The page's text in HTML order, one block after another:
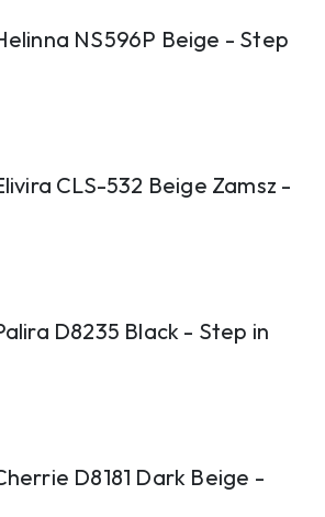
NS596P Beige - Step
DO PRODUKTU
CLS-532 Beige Zamsz -
DO PRODUKTU
D8235 Black - Step in
DO PRODUKTU
D8181 Dark Beige -